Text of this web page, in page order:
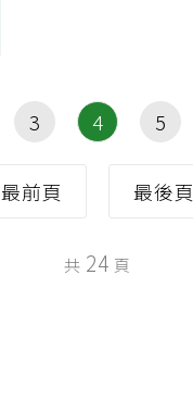
最前頁
3 4 5
最後頁
共 24 頁